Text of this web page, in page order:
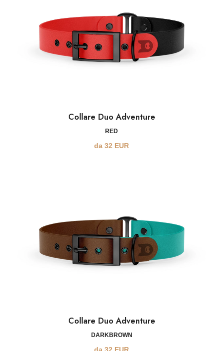
Collare Duo Adventure
RED
da 32 EUR
Collare Duo Adventure
DARKBROWN
da 32 EUR